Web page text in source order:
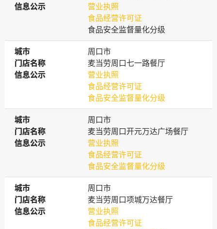
信息公示
信息公示
营业执照
食品经营许可证
食品安全监督量化分级
城市
城市
周口市
门店名称
门店名称
麦当劳周口七一路餐厅
信息公示
信息公示
营业执照
食品经营许可证
食品安全监督量化分级
城市
城市
周口市
门店名称
门店名称
麦当劳周口开元万达广场餐厅
信息公示
信息公示
营业执照
食品经营许可证
食品安全监督量化分级
城市
城市
周口市
门店名称
门店名称
麦当劳周口项城万达餐厅
信息公示
信息公示
营业执照
食品经营许可证